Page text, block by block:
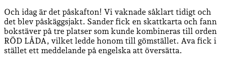
Och idag är det påskafton! Vi vaknade såklart tidigt och
det blev påskäggsjakt. Sander fick en skattkarta och fann
bokstäver på tre platser som kunde kombineras till orden
RÖD LÅDA, vilket ledde honom till gömstället. Ava fick i
stället ett meddelande på engelska att översätta.